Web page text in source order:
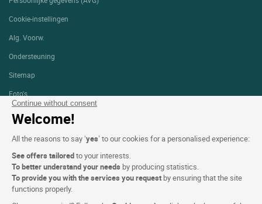
Continue without consent
Welcome!
All the reasons to say ‘yes’ to our cookies for a personalised experience:
See offers tailoredto your interests.
To better understand your needs by producing statistics.
To provide you with the services you request by ensuring that the site
functions properly.
Cookie-instellingen
Alg. Voorw.
Ondersteuning
Sitemap
Foto's
VOLG ONS
Logis copyright © 2026 Alle rechten voorbehouden gerealiseerd door SIWAY